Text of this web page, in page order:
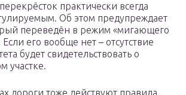
практически всегда
Об этом предупреждает
переведён в режим «мигающего
Если его вообще нет – отсутствие
будет свидетельствовать о
участке.
дороги тоже действуют правила,